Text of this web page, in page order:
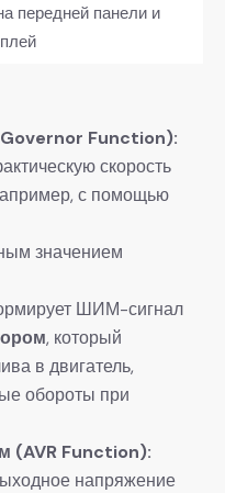
передней панели и
Function):​
скорость
с помощью
значением
ШИМ-сигнал
​, который
в двигатель,
обороты при
(AVR Function):​
напряжение